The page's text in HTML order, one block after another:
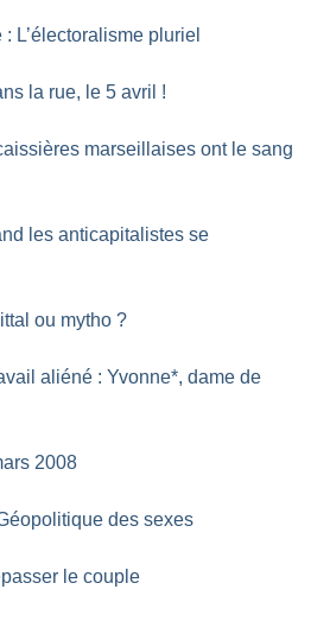
L’électoralisme pluriel
la rue, le 5 avril !
marseillaises ont le sang
les anticapitalistes se
ou mytho ?
aliéné : Yvonne*, dame de
2008
des sexes
le couple